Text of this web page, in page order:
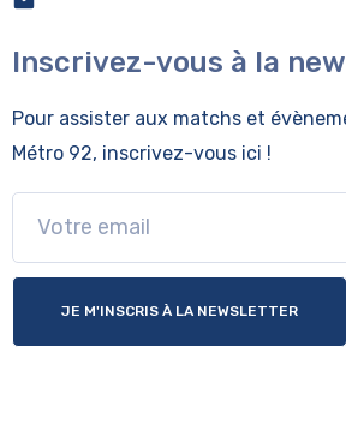
Inscrivez-vous à la
Pour assister aux matchs et
Métro 92, inscrivez-vous ici !
JE M'INSCRIS À LA NEWSLETTER